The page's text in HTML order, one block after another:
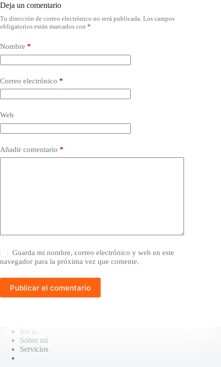
Deja un comentario
Tu dirección de correo electrónico no será publicada. Los campos
obligatorios están marcados con *
Nombre *
Correo electrónico *
Web
Añadir comentario *
Guarda mi nombre, correo electrónico y web en este
navegador para la próxima vez que comente.
Publicar el comentario
Inicio
Sobre mí
Servicios